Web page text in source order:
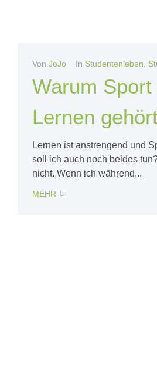
Von JoJo In Studentenleben
Warum Sport
Lernen
Lernen ist anstrengend und
soll ich auch noch beides
nicht. Wenn ich während...
MEHR